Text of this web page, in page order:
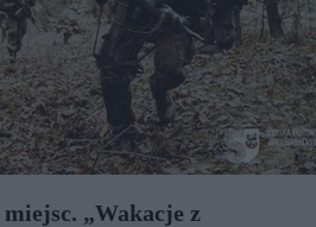
„Wakacje z